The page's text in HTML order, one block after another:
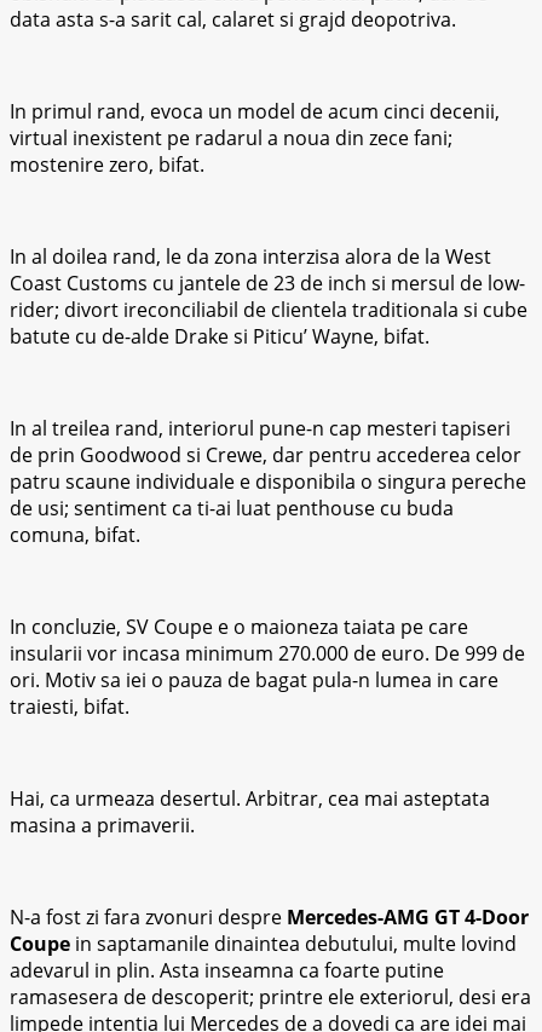
data asta s-a sarit cal, calaret si grajd deopotriva.
In primul rand, evoca un model de acum cinci decenii,
virtual inexistent pe radarul a noua din zece fani;
mostenire zero, bifat.
In al doilea rand, le da zona interzisa alora de la West
Coast Customs cu jantele de 23 de inch si mersul de low-
rider; divort ireconciliabil de clientela traditionala si cube
batute cu de-alde Drake si Piticu’ Wayne, bifat.
In al treilea rand, interiorul pune-n cap mesteri tapiseri
de prin Goodwood si Crewe, dar pentru accederea celor
patru scaune individuale e disponibila o singura pereche
de usi; sentiment ca ti-ai luat penthouse cu buda
comuna, bifat.
In concluzie, SV Coupe e o maioneza taiata pe care
insularii vor incasa minimum 270.000 de euro. De 999 de
ori. Motiv sa iei o pauza de bagat pula-n lumea in care
traiesti, bifat.
Hai, ca urmeaza desertul. Arbitrar, cea mai asteptata
masina a primaverii.
N-a fost zi fara zvonuri despre Mercedes-AMG GT 4-Door
Coupe in saptamanile dinaintea debutului, multe lovind
adevarul in plin. Asta inseamna ca foarte putine
ramasesera de descoperit; printre ele exteriorul, desi era
limpede intentia lui Mercedes de a dovedi ca are idei mai